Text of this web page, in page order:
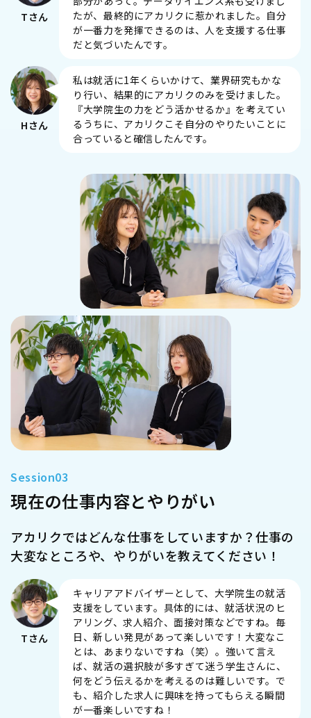
Tさん
たが、最終的にアカリクに惹かれました。自分
が一番力を発揮できるのは、人を支援する仕事
だと気づいたんです。
Hさん
私は就活に1年くらいかけて、業界研究もかな
り行い、結果的にアカリクのみを受けました。
『大学院生の力をどう活かせるか』を考えてい
るうちに、アカリクこそ自分のやりたいことに
合っていると確信したんです。
現在の仕事内容とやりがい
アカリクではどんな仕事をしていますか？仕事の
大変なところや、やりがいを教えてください！
Tさん
キャリアアドバイザーとして、大学院生の就活
支援をしています。具体的には、就活状況のヒ
アリング、求人紹介、面接対策などですね。毎
日、新しい発見があって楽しいです！大変なこ
とは、あまりないですね（笑）。強いて言え
ば、就活の選択肢が多すぎて迷う学生さんに、
何をどう伝えるかを考えるのは難しいです。で
も、紹介した求人に興味を持ってもらえる瞬間
が一番楽しいですね！